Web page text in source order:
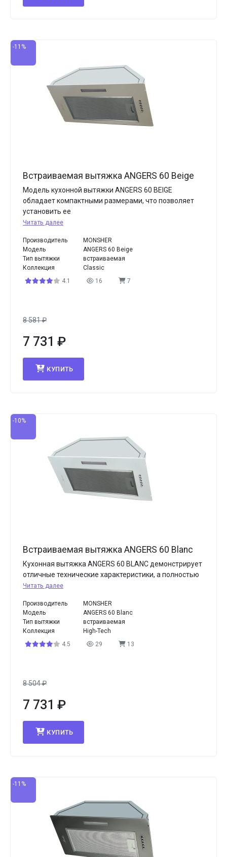
-11%
Встраиваемая вытяжка ANGERS 60 Beige
Модель кухонной вытяжки ANGERS 60 BEIGE
обладает компактными размерами, что позволяет
установить ее
Читать далее
Производитель
MONSHER
Модель
ANGERS 60 Beige
Тип вытяжки
встраиваемая
Коллекция
Classic
4.1
16 7
8 581₽
7 731 ₽
КУПИТЬ
-10%
Встраиваемая вытяжка ANGERS 60 Blanc
Кухонная вытяжка ANGERS 60 BLANC демонстрирует
отличные технические характеристики, а полностью
Читать далее
Производитель
MONSHER
Модель
ANGERS 60 Blanc
Тип вытяжки
встраиваемая
Коллекция
High-Tech
4.5
29 13
8 504₽
7 731 ₽
КУПИТЬ
-11%